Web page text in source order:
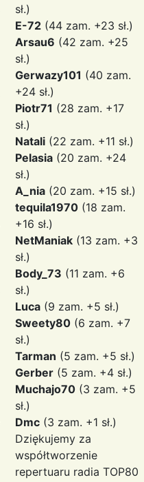
sł.)
E-72 (44 zam. +23 sł.)
Arsau6 (42 zam. +25
sł.)
Gerwazy101 (40 zam.
+24 sł.)
Piotr71 (28 zam. +17
sł.)
Natali (22 zam. +11 sł.)
Pelasia (20 zam. +24
sł.)
A_nia (20 zam. +15 sł.)
tequila1970 (18 zam.
+16 sł.)
NetManiak (13 zam. +3
sł.)
Body_73 (11 zam. +6
sł.)
Luca (9 zam. +5 sł.)
Sweety80 (6 zam. +7
sł.)
Tarman (5 zam. +5 sł.)
Gerber (5 zam. +4 sł.)
Muchajo70 (3 zam. +5
sł.)
Dmc (3 zam. +1 sł.)
Dziękujemy za
współtworzenie
repertuaru radia TOP80